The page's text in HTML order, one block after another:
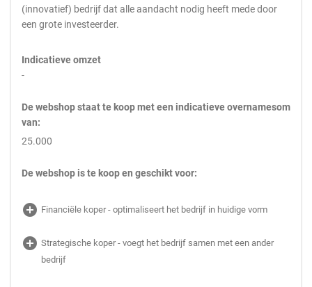
(innovatief) bedrijf dat alle aandacht nodig heeft mede door
een grote investeerder.
Indicatieve omzet
-
De webshop staat te koop met een indicatieve overnamesom
van:
25.000
De webshop is te koop en geschikt voor:
add_circle Financiële koper - optimaliseert het bedrijf in huidige vorm
add_circle Strategische koper - voegt het bedrijf samen met een ander
bedrijf